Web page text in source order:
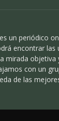
un periódico
encontrar las
mirada
con un
de las